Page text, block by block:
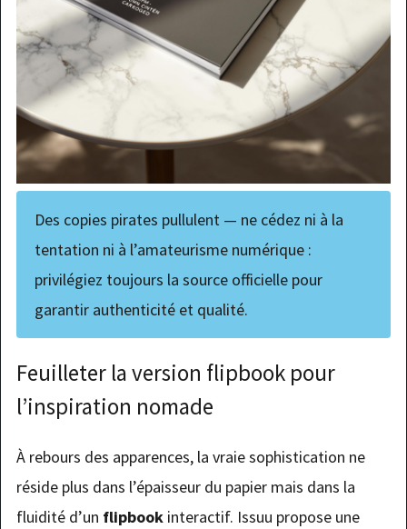
Des copies pirates pullulent — ne cédez ni à la
tentation ni à l’amateurisme numérique :
privilégiez toujours la source officielle pour
garantir authenticité et qualité.
Feuilleter la version flipbook pour
l’inspiration nomade
À rebours des apparences, la vraie sophistication ne
réside plus dans l’épaisseur du papier mais dans la
fluidité d’un flipbookinteractif. Issuu propose une